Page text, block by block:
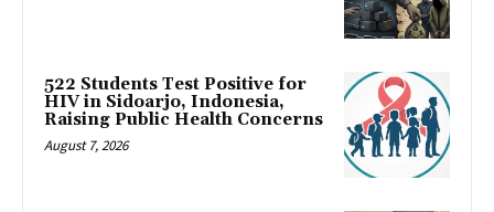
522 Students Test Positive for
HIV in Sidoarjo, Indonesia,
Raising Public Health Concerns
August 7, 2026